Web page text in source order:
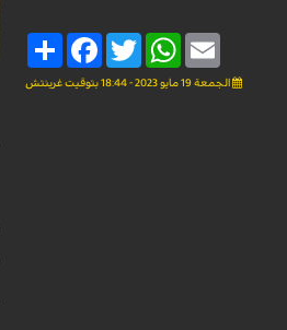
Share
FacebookTwitter
WhatsAppEmail
الجمعة 19 مايو 2023 - 18:44 بتوقيت غرينتش